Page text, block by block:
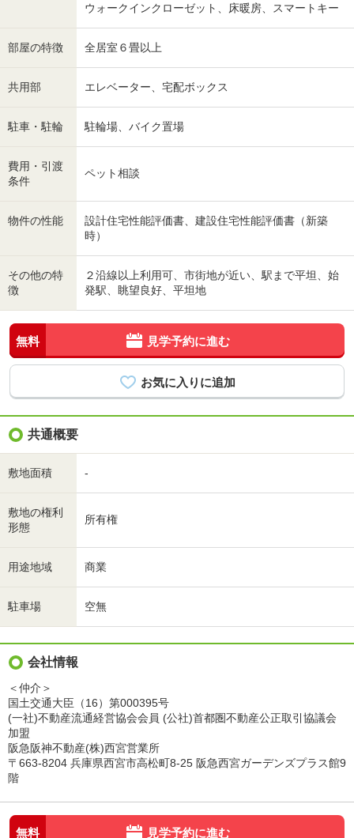
ウォークインクローゼット、床暖房、スマートキー
部屋の特徴 全居室６畳以上
共用部 エレベーター、宅配ボックス
駐車・駐輪 駐輪場、バイク置場
費用・引渡
条件
ペット相談
物件の性能
設計住宅性能評価書、建設住宅性能評価書（新築
時）
その他の特
徴
２沿線以上利用可、市街地が近い、駅まで平坦、始
発駅、眺望良好、平坦地
無料 見学予約に進む
共通概要
敷地面積 -
敷地の権利
形態
所有権
用途地域 商業
駐車場 空無
会社情報
＜仲介＞
国土交通大臣（16）第000395号
(一社)不動産流通経営協会会員 (公社)首都圏不動産公正取引協議会
加盟
阪急阪神不動産(株)西宮営業所
〒663-8204 兵庫県西宮市高松町8-25 阪急西宮ガーデンズプラス館9
階
無料 見学予約に進む